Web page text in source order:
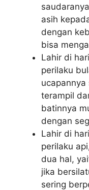
asih
dengan
bisa
Lahir di
perilaku
terampil
batinnya
dengan
Lahir di
perilaku
dua hal,
jika
sering